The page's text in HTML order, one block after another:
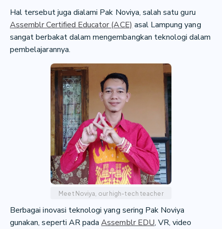
Hal tersebut juga dialami Pak Noviya, salah satu guru
Assemblr Certified Educator (ACE) asal Lampung yang
sangat berbakat dalam mengembangkan teknologi dalam
pembelajarannya.
Meet Noviya, our high-tech teacher
Berbagai inovasi teknologi yang sering Pak Noviya
gunakan, seperti AR padaAssemblr EDU, VR, video